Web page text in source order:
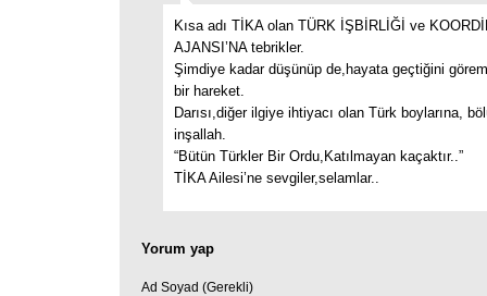
Kısa adı TİKA olan TÜRK İŞBİRLİĞİ ve
AJANSI’NA tebrikler.
Şimdiye kadar düşünüp de,hayata geçtiğini
bir hareket.
Darısı,diğer ilgiye ihtiyacı olan Türk boylarına,
inşallah.
“Bütün Türkler Bir Ordu,Katılmayan kaçaktır..”
TİKA Ailesi’ne sevgiler,selamlar..
Yorum yap
Ad Soyad (Gerekli)